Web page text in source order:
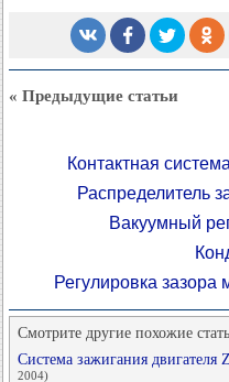
« Предыдущие статьи
Контактная
Распределитель
Вакуумный
Регулировка
Смотрите другие похожие
Система зажигания двигателя
2004)